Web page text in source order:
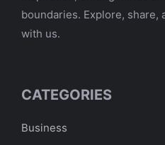
boundaries. Explore, share,
with us.
CATEGORIES
Business